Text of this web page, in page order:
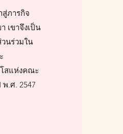
สู่ภารกิจ
เขาจึงเป็น
นร่วมใน
โสแห่งคณะ
.ศ. 2547